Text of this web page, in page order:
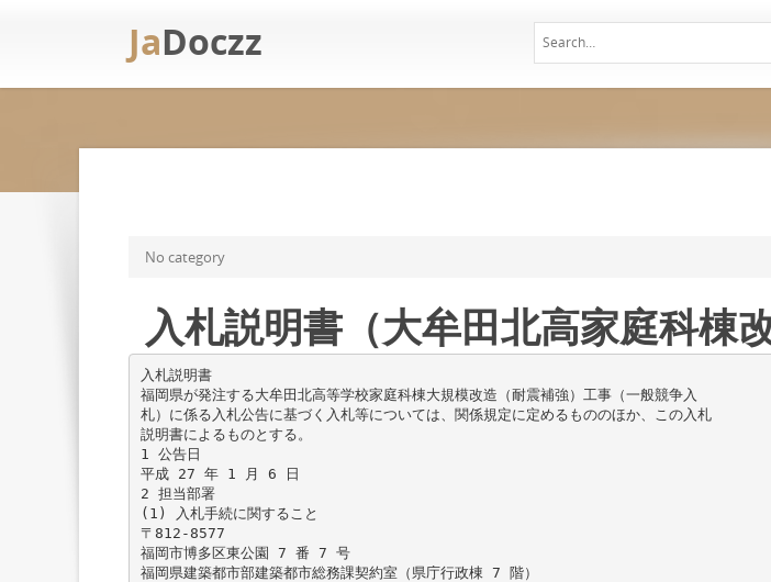
JaDoczz
No category
入札説明書（大牟田北高家庭科棟
入札説明書
福岡県が発注する大牟田北高等学校家庭科棟大規模改造（耐震補強）工事（一般競争入
札）に係る入札公告に基づく入札等については、関係規定に定めるもののほか、この入札
説明書によるものとする。
1 公告日
平成 27 年 1 月 6 日
2 担当部署
(1) 入札手続に関すること
〒812-8577
福岡市博多区東公園 7 番 7 号
福岡県建築都市部建築都市総務課契約室（県庁行政棟 7 階）